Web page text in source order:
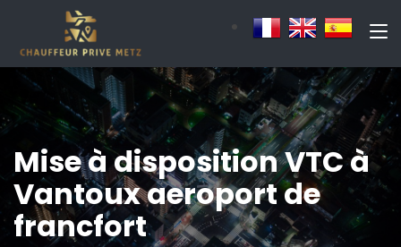
Mise à disposition VTC à
Vantoux aeroport de
francfort